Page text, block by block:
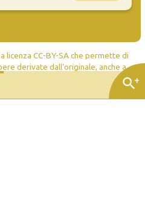
search+
CC-BY-SA che permette di
derivate dall'originale, anche a
venga riconosciuta la paternità
ti basi su di esso, devi distribuire i